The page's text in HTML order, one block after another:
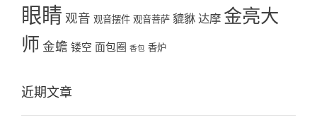
眼睛 观音 观音摆件 观音菩萨 貔貅达摩 金亮大
师 金蟾 镂空 面包圈 香包 香炉
近期文章